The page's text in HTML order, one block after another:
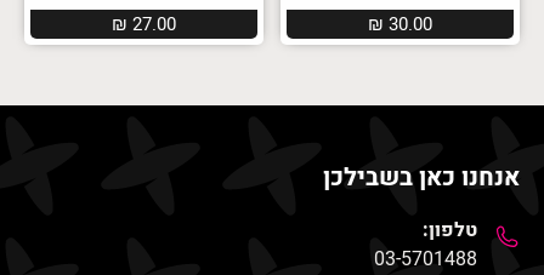
₪ 30.00
₪ 27.00
אנחנו כאן בשבילכן
טלפון:
03-5701488